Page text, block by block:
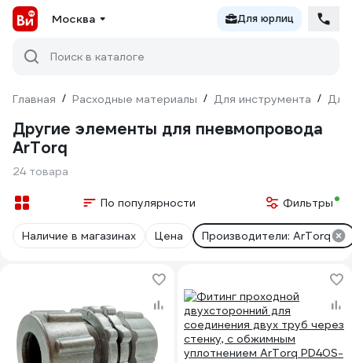
Москва Для юрлиц
Поиск в каталоге
Главная / Расходные материалы / Для инструмента / Для
Другие элементы для пневмопровода
ArTorq
24 товара
По популярности Фильтры
Наличие в магазинах Цена Производители: ArTorq